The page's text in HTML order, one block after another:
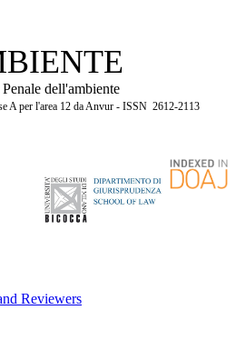
dell'ambiente
A per l'area 12 da Anvur - ISSN 2612-2113
Reviewers